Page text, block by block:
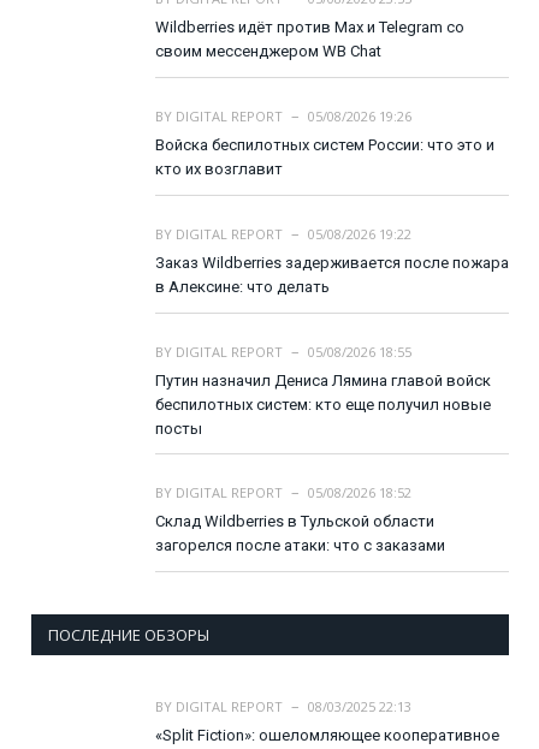
Wildberries идёт против Max и Telegram со
своим мессенджером WB Chat
BY DIGITAL REPORT
05/08/2026 19:26
Войска беспилотных систем России: что это и
кто их возглавит
BY DIGITAL REPORT
05/08/2026 19:22
Заказ Wildberries задерживается после пожара
в Алексине: что делать
BY DIGITAL REPORT
05/08/2026 18:55
Путин назначил Дениса Лямина главой войск
беспилотных систем: кто еще получил новые
посты
BY DIGITAL REPORT
05/08/2026 18:52
Склад Wildberries в Тульской области
загорелся после атаки: что с заказами
ПОСЛЕДНИЕ ОБЗОРЫ
BY DIGITAL REPORT
08/03/2025 22:13
«Split Fiction»: ошеломляющее кооперативное